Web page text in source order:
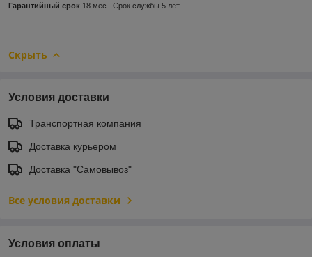
Гарантийный срок 18 мес. Срок службы 5 лет
Скрыть
Условия доставки
Транспортная компания
Доставка курьером
Доставка "Самовывоз"
Все условия доставки
Условия оплаты